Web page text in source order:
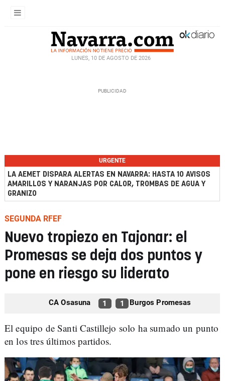
LUNES, 10 DE AGOSTO DE 2026
URGENTE
LA AEMET DISPARA ALERTAS EN NAVARRA: HASTA 10 AVISOS
AMARILLOS Y NARANJAS POR CALOR, TROMBAS DE AGUA Y
GRANIZO
SEGUNDA RFEF
Nuevo tropiezo en Tajonar: el
Promesas se deja dos puntos y
pone en riesgo su liderato
CA Osasuna 1 1 Burgos Promesas
El equipo de Santi Castillejo solo ha sumado un punto
en los tres últimos partidos.